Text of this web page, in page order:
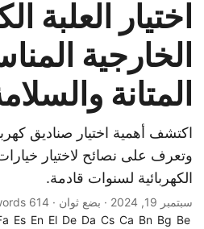
اختيار العلبة
الخارجية
المتانة
اكتشف أهمية اختيار صناديق
وتعرف على نصائح لاختيار
الكهربائية لسنوات قادمة.
سبتمبر 19, 2024
· بضع ثوان · 614 words | ترجمات أخرى:
Be
Bg
Bn
Ca
Cs
Da
De
El
En
Es